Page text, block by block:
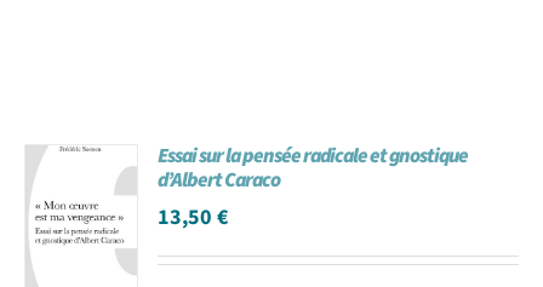
Essai sur la pensée radicale et gnostique
d’Albert Caraco
13,50€